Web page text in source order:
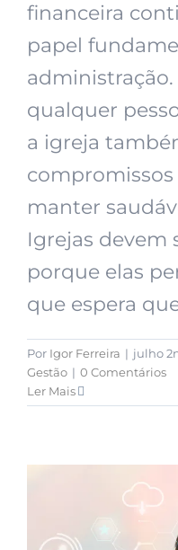
financeira
papel
qualquer
a igreja
compromissos
manter
Igrejas devem
porque elas
que espera
Por Igor Ferreira | julho
Gestão | 0 Comentários
Ler Mais